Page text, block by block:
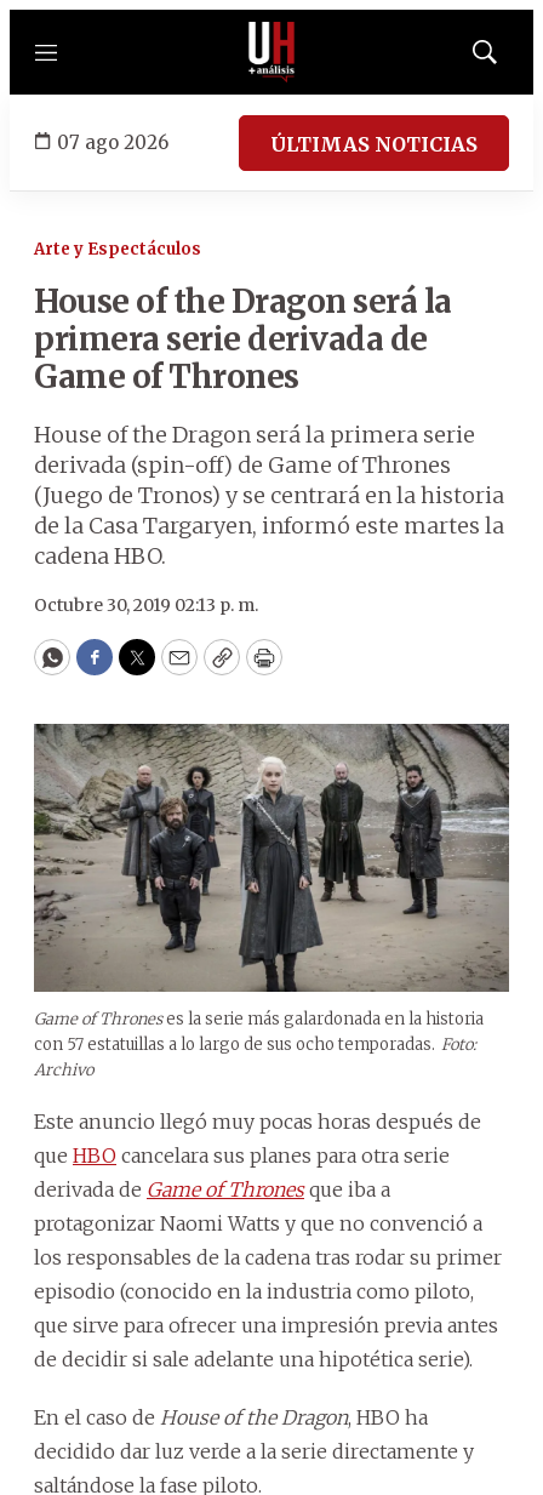
Menú
Mostrar
07 ago 2026 ÚLTIMAS NOTICIAS
Arte y Espectáculos
House of the Dragon será la
primera serie derivada de
Game of Thrones
House of the Dragon será la primera serie
derivada (spin-off) de Game of Thrones
(Juego de Tronos) y se centrará en la historia
de la Casa Targaryen, informó este martes la
cadena HBO.
Octubre 30, 2019 02:13 p. m.
WhatsApp
Facebook
Twitter
EmailCopyPrint
Game of Throneses la serie más galardonada en la historia
con 57 estatuillas a lo largo de sus ocho temporadas. Foto:
Archivo
Este anuncio llegó muy pocas horas después de
que HBO cancelara sus planes para otra serie
derivada de Game of Thronesque iba a
protagonizar Naomi Watts y que no convenció a
los responsables de la cadena tras rodar su primer
episodio (conocido en la industria como piloto,
que sirve para ofrecer una impresión previa antes
de decidir si sale adelante una hipotética serie).
En el caso de House of the Dragon, HBO ha
decidido dar luz verde a la serie directamente y
saltándose la fase piloto.